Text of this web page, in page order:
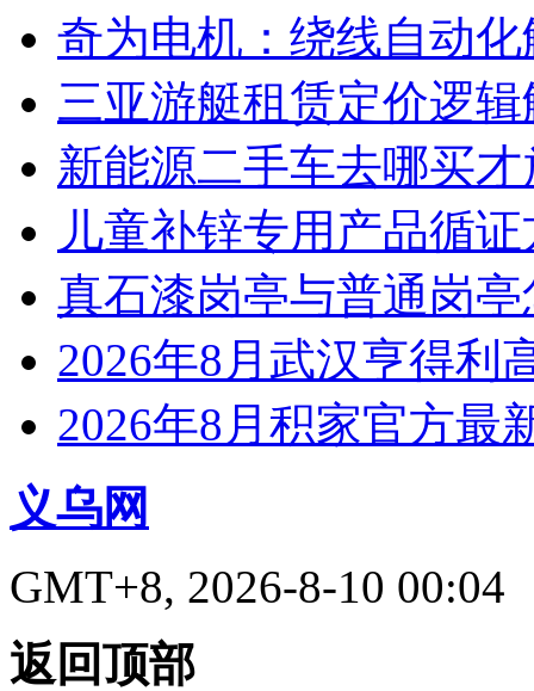
奇为电机：绕线自动
三亚游艇租赁定价逻
新能源二手车去哪买
儿童补锌专用产品循
真石漆岗亭与普通岗
2026年8月武汉亨得利
2026年8月积家官方最
义乌网
GMT+8, 2026-8-10 00:04
返回顶部